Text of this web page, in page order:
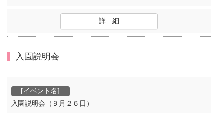
詳 細
入園説明会
入園説明会（９月２６日）